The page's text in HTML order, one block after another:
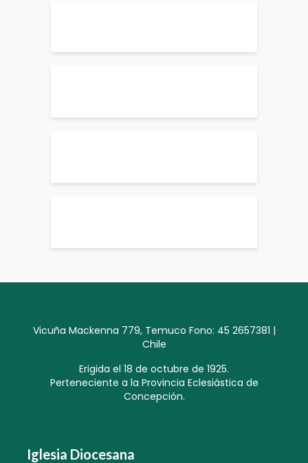
Vicuña Mackenna 779, Temuco Fono: 45 2657381 |
Chile
Erigida el 18 de octubre de 1925.
Perteneciente a la Provincia Eclesiástica de
Concepción.
Iglesia Diocesana